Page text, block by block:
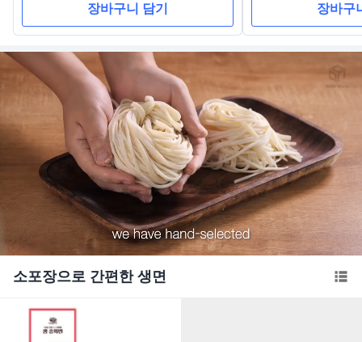
장바구니 담기 장바구
Loaded:
36.84%
소포장으로 간편한 생면